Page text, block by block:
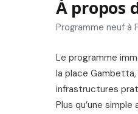
À propos
Programme neuf à
Le programme
la place
infrastructures
Plus qu’une